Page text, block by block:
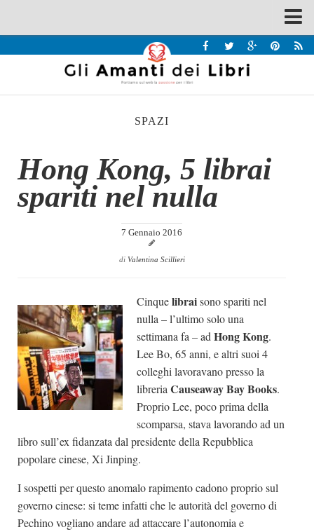
Recensioni
Interviste & Incontri
Chi siamo
Contatti
Chi siamo
Dicono di Noi
Rassegna Stampa
Archivio
Autori
Giallo Stresa
Premio Chiara
SPAZI
Hong Kong, 5 librai
spariti nel nulla
7 Gennaio 2016
di Valentina Scillieri
Cinquelibraisono spariti nel
nulla – l’ultimo solo una
settimana fa – ad Hong Kong.
Lee Bo, 65 anni, e altri suoi 4
colleghi lavoravano presso la
libreria Causeaway Bay Books.
Proprio Lee, poco prima della
scomparsa, stava lavorando ad un
libro sull’ex fidanzata dal presidente della Repubblica
popolare cinese, Xi Jinping.
I sospetti per questo anomalo rapimento cadono proprio sul
governo cinese: si teme infatti che le autorità del governo di
Pechino vogliano andare ad attaccare l’autonomia e